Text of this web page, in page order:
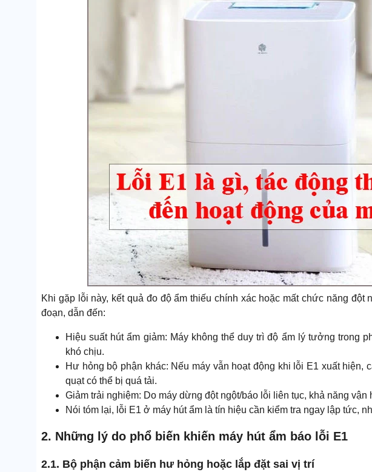
Khi gặp lỗi này, kết quả đo độ ẩm thiếu chính xác hoặc mất chức năng đột
đoạn, dẫn đến:
Hiệu suất hút ẩm giảm: Máy không thể duy trì độ ẩm lý tưởng trong
khó chịu.
Hư hỏng bộ phận khác: Nếu máy vẫn hoạt động khi lỗi E1 xuất hiện,
quạt có thể bị quá tải.
Giảm trải nghiệm: Do máy dừng đột ngột/báo lỗi liên tục, khả năng vận
Nói tóm lại, lỗi E1 ở máy hút ẩm là tín hiệu cần kiểm tra ngay lập tức,
2. Những lý do phổ biến khiến máy hút ẩm báo lỗi E1
2.1. Bộ phận cảm biến hư hỏng hoặc lắp đặt sai vị trí